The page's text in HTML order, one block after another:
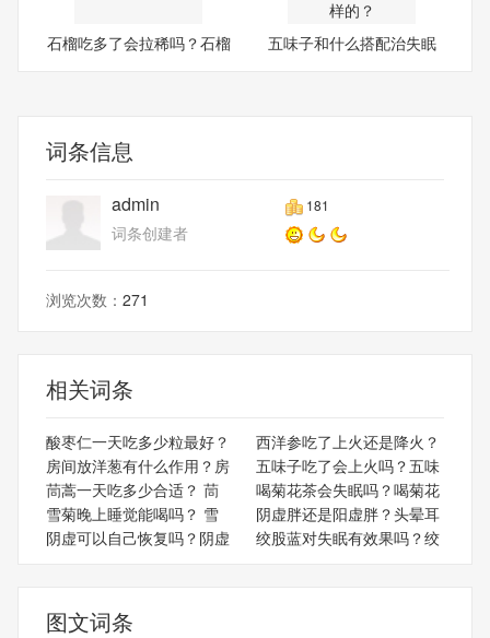
石榴吃多了会拉稀吗？石榴
五味子和什么搭配治失眠
词条信息
admin 181
词条创建者
浏览次数： 271
相关词条
酸枣仁一天吃多少粒最好？
西洋参吃了上火还是降火？
房间放洋葱有什么作用？房
五味子吃了会上火吗？五味
茼蒿一天吃多少合适？ 茼
喝菊花茶会失眠吗？喝菊花
雪菊晚上睡觉能喝吗？ 雪
阴虚胖还是阳虚胖？头晕耳
阴虚可以自己恢复吗？阴虚
绞股蓝对失眠有效果吗？绞
图文词条